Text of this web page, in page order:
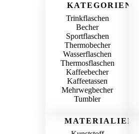
KATEGORIEN
Trinkflaschen
Becher
Sportflaschen
Thermobecher
Wasserflaschen
Thermosflaschen
Kaffeebecher
Kaffeetassen
Mehrwegbecher
Tumbler
MATERIALIEN